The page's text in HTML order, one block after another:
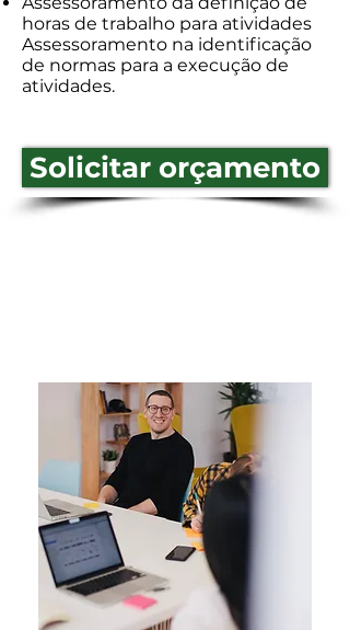
horas de trabalho para atividades
Assessoramento na identificação
de normas para a execução de
atividades.
Solicitar orçamento